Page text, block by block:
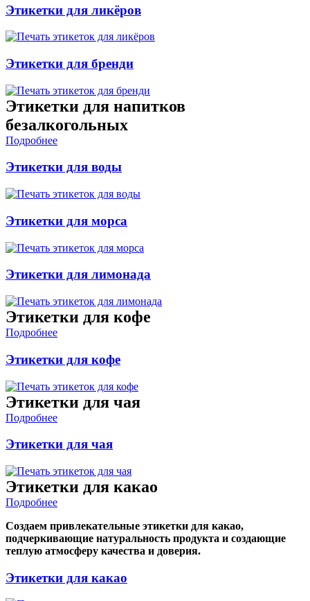
Этикетки для ликёров
Этикетки для бренди
Этикетки для напитков
безалкогольных
Подробнее
Этикетки для воды
Этикетки для морса
Этикетки для лимонада
Этикетки для кофе
Подробнее
Этикетки для кофе
Этикетки для чая
Подробнее
Этикетки для чая
Этикетки для какао
Подробнее
Создаем привлекательные этикетки для какао,
подчеркивающие натуральность продукта и создающие
теплую атмосферу качества и доверия.
Этикетки для какао